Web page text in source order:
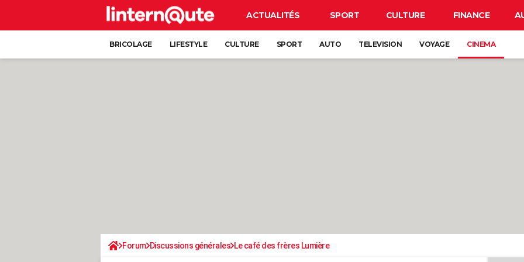
ACTUALITÉS SPORT CULTURE FINANCE
BRICOLAGE LIFESTYLE CULTURE SPORT AUTO TELEVISION VOYAGE CINEMA
Forum Discussions générales Le café des frères Lumière